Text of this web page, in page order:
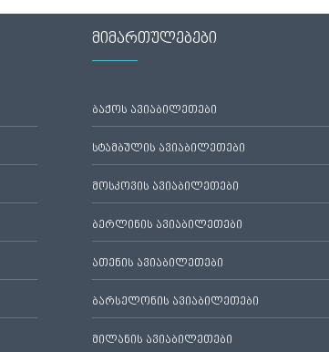
მიმართულებები
ბაქოს ავიაბილეთები
სტამბულის ავიაბილეთები
მოსკოვის ავიაბილეთები
ბერლინის ავიაბილეთები
ათენის ავიაბილეთები
ბარსელონის ავიაბილეთები
მილანის ავიაბილეთები